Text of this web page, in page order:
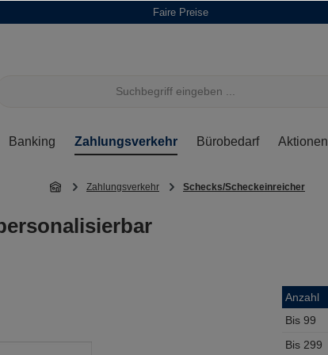
Faire Preise
Banking Zahlungsverkehr Bürobedarf Aktionen
Zahlungsverkehr Schecks/Scheckeinreicher
Anzahl
Bis 99
Bis 299